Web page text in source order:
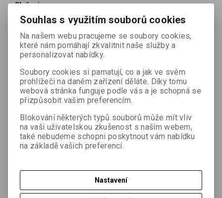
Složení:
Příprava
Upozornění
Skladování
Certifikáty:
IN-BIO-149
zemědělská produkce mimo EU
Souhlas s využitím souborů cookies
Na našem webu pracujeme se soubory cookies,
které nám pomáhají zkvalitnit naše služby a
personalizovat nabídky.
Soubory cookies si pamatují, co a jak ve svém
prohlížeči na daném zařízení děláte. Díky tomu
webová stránka funguje podle vás a je schopná se
přizpůsobit vašim preferencím.
Blokování některých typů souborů může mít vliv
na vaši uživatelskou zkušenost s naším webem,
také nebudeme schopni poskytnout vám nabídku
na základě vašich preferencí.
Nastavení